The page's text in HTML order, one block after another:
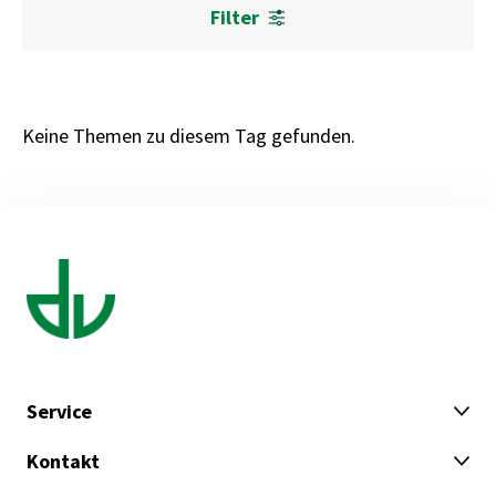
Filter
Keine Themen zu diesem Tag gefunden.
Service
Kontakt